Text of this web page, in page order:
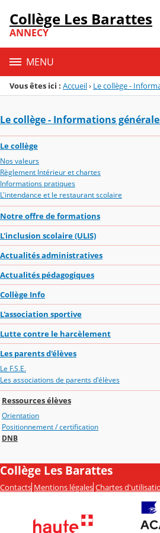
Menu de la rubrique
Contenu
Collège Les Barattes
ANNECY
MENU
Vous êtes ici : Accueil› Le collège -
Le collège - Informations
Le collège
Nos valeurs
Règlement Intérieur et chartes
Informations pratiques
L'intendance et le restaurant scolaire
Notre offre de formations
L'inclusion scolaire (ULIS)
Actualités administratives
Actualités pédagogiques
Collège Info
L'association sportive
Lutte contre le harcèlement
Les parents d'élèves
Le F.S.E.
Les associations de parents d'élèves
Ressources élèves
Orientation
Positionnement / certification
DNB
Collège Les Barattes
Contacts Mentions légales Chartes